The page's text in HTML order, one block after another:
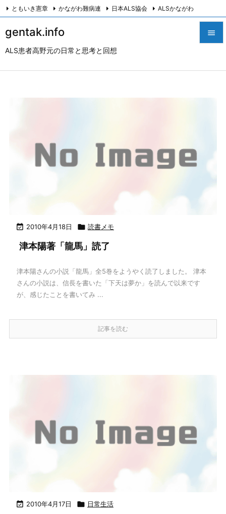
gentak.info
ALS患者高野元の日常と思考と回想


ともいき憲章 かながわ難病連 日本ALS協会 ALSかながわ
 2010年4月18日  読書メモ
津本陽著「龍馬」読了
津本陽さんの小説「龍馬」全5巻をようやく読了しました。 津本
さんの小説は、信長を書いた「下天は夢か」を読んで以来です
が、感じたことを書いてみ ...
記事を読む
 2010年4月17日  日常生活